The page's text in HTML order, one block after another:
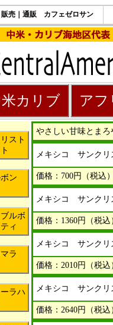
販売｜通販 カフェゼロサン
カリブ アフ
スト
ボン
ルボ
ィ
マラ
ラハ
やさしい甘味とま
メキシコ サンクリ
価格：700円（税込
メキシコ サンクリ
価格：1360円（税込
メキシコ サンクリ
価格：2010円（税込
メキシコ サンクリ
価格：2640円（税込